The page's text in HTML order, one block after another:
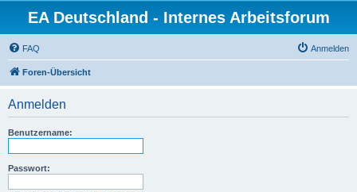
EA Deutschland - Internes Arbeitsforum
FAQ Anmelden
Foren-Übersicht
Anmelden
Benutzername:
Passwort: